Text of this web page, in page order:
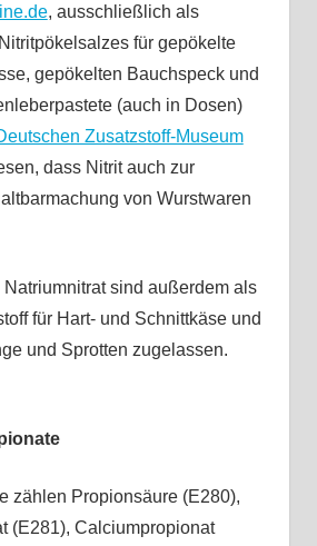
, ausschließlich als
für gepökelte
gepökelten Bauchspeck und
(auch in Dosen)
Zusatzstoff-Museum
dass Nitrit auch zur
von Wurstwaren
sind außerdem als
für Hart- und Schnittkäse und
und Sprotten zugelassen.
zählen Propionsäure (E280),
(E281), Calciumpropionat